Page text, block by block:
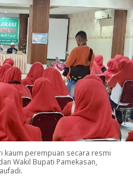
kaum perempuan secara resmi
Wakil Bupati Pamekasan,